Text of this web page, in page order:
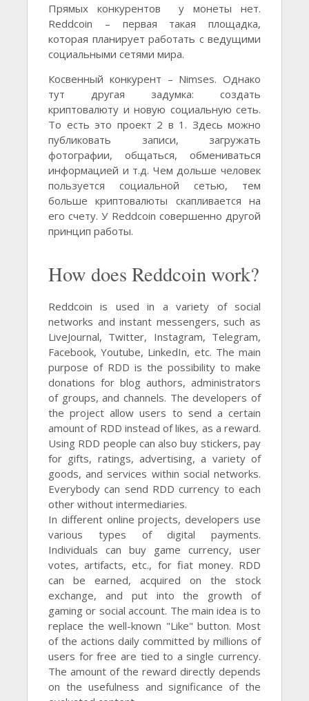
Прямых конкурентов у монеты нет.
Reddcoin – первая такая площадка,
которая планирует работать с ведущими
социальными сетями мира.
Косвенный конкурент – Nimses. Однако
тут другая задумка: создать
криптовалюту и новую социальную сеть.
То есть это проект 2 в 1. Здесь можно
публиковать записи, загружать
фотографии, общаться, обмениваться
информацией и т.д. Чем дольше человек
пользуется социальной сетью, тем
больше криптовалюты скапливается на
его счету. У Reddcoin совершенно другой
принцип работы.
How does Reddcoin work?
Reddcoin is used in a variety of social
networks and instant messengers, such as
LiveJournal, Twitter, Instagram, Telegram,
Facebook, Youtube, LinkedIn, etc. The main
purpose of RDD is the possibility to make
donations for blog authors, administrators
of groups, and channels. The developers of
the project allow users to send a certain
amount of RDD instead of likes, as a reward.
Using RDD people can also buy stickers, pay
for gifts, ratings, advertising, a variety of
goods, and services within social networks.
Everybody can send RDD currency to each
other without intermediaries.
In different online projects, developers use
various types of digital payments.
Individuals can buy game currency, user
votes, artifacts, etc., for fiat money. RDD
can be earned, acquired on the stock
exchange, and put into the growth of
gaming or social account. The main idea is to
replace the well-known "Like" button. Most
of the actions daily committed by millions of
users for free are tied to a single currency.
The amount of the reward directly depends
on the usefulness and significance of the